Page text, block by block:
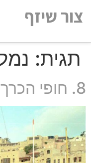
של
אינטרנט,
לחץ
אנטר
לעבור
צור שיזף
תגית:
8. חופי הכרך תל אביב יפו